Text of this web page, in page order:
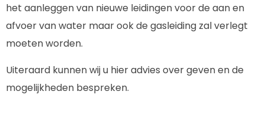
het aanleggen van nieuwe leidingen voor de aan en
afvoer van water maar ook de gasleiding zal verlegt
moeten worden.
Uiteraard kunnen wij u hier advies over geven en de
mogelijkheden bespreken.